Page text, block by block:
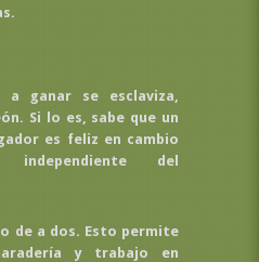
ganar se esclaviza,
Si lo es, sabe que un
es feliz en cambio
independiente del
de a dos. Esto permite
y trabajo en